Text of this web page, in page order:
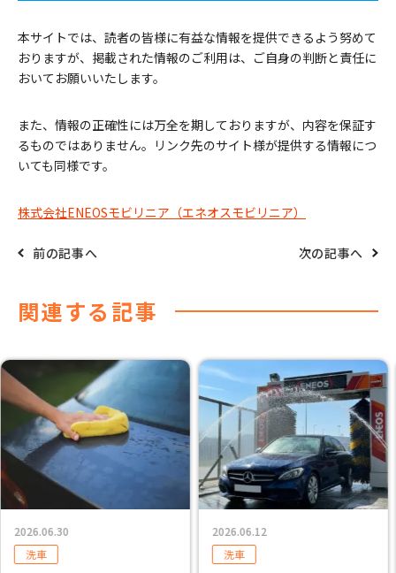
本サイトでは、読者の皆様に有益な情報を提供できるよう努めて
おりますが、掲載された情報のご利用は、ご自身の判断と責任に
おいてお願いいたします。
また、情報の正確性には万全を期しておりますが、内容を保証す
るものではありません。リンク先のサイト様が提供する情報につ
いても同様です。
株式会社ENEOSモビリニア（エネオスモビリニア）
前の記事へ 次の記事へ
関連する記事
2026.06.12
洗車
2026.04.23
洗車